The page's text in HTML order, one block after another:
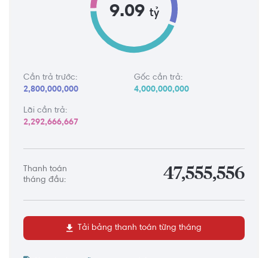
9.09 tỷ
Cần trả trước:
2,800,000,000
Gốc cần trả:
4,000,000,000
Lãi cần trả:
2,292,666,667
Thanh toán
tháng đầu:
47,555,556
Tải bảng thanh toán từng tháng